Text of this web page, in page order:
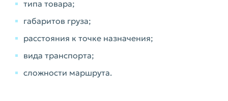
типа товара;
габаритов груза;
расстояния к точке назначения;
вида транспорта;
сложности маршрута.